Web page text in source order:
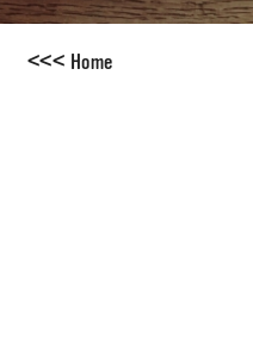
<<< Home